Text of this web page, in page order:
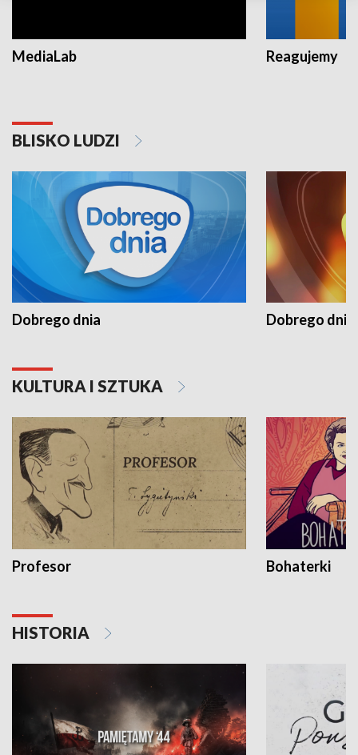
MediaLab Reagujemy
BLISKO LUDZI
Dobrego dnia Dobrego dnia
KULTURA I SZTUKA
Profesor Bohaterki
HISTORIA